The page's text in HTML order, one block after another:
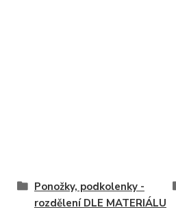
Ponožky, podkolenky -
rozdělení DLE MATERIÁLU